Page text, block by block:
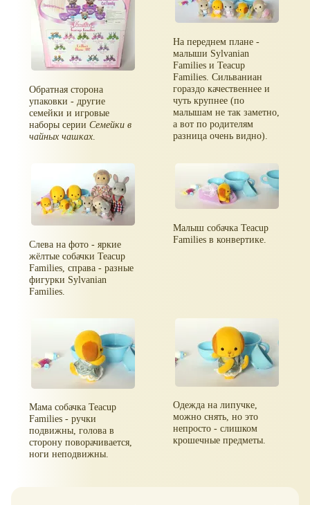
Обратная сторона
упаковки - другие
семейки и игровые
наборы серииСемейки в
чайных чашках
На переднем плане -
малыши Sylvanian
Families и Teacup
Families. Сильваниан
гораздо качественнее и
чуть крупнее (по
малышам не так заметно,
а вот по родителям
разница очень видно).
Слева на фото - яркие
жёлтые собачки Teacup
Families, справа - разные
фигурки Sylvanian
Families.
Малыш собачка Teacup
Families в конвертике.
Мама собачка Teacup
Families - ручки
подвижны, голова в
сторону поворачивается,
ноги неподвижны.
Одежда на липучке,
можно снять, но это
непросто - слишком
крошечные предметы.